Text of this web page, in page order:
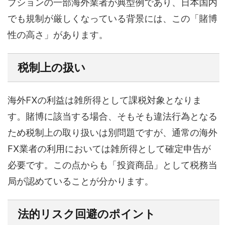
プションの一部海外業者が典型例であり、日本国内
でも規制が厳しくなっている背景には、この「賭博
性の高さ」があります。
税制上の扱い
海外FXの利益は雑所得として課税対象となりま
す。賭博に該当する場合、そもそも違法行為となる
ため税制上の取り扱いは別問題ですが、通常の海外
FX業者の利用においては雑所得として確定申告が
必要です。この点からも「投資商品」として税務当
局が認めていることが分かります。
法的リスク回避のポイント